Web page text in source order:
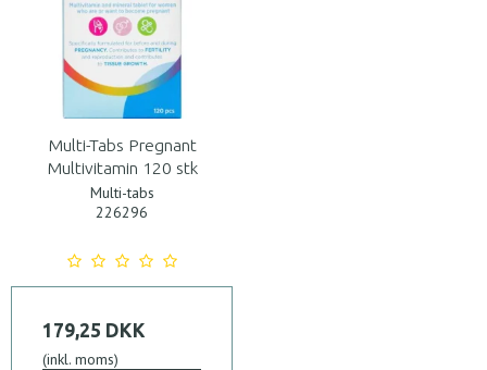
Multi-Tabs Pregnant
Multivitamin 120 stk
Multi-tabs
226296
179,25 DKK
(inkl. moms)